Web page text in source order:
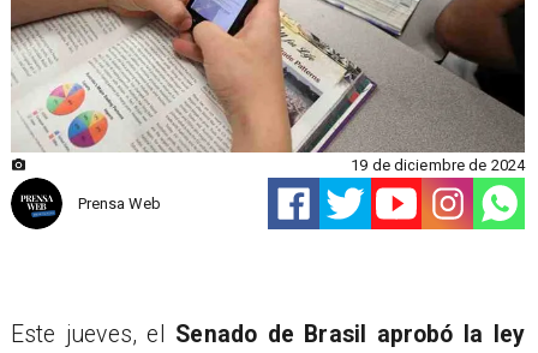
Prensa Web
19 de diciembre de 2024
Este jueves, el Senado de Brasil aprobó la ley